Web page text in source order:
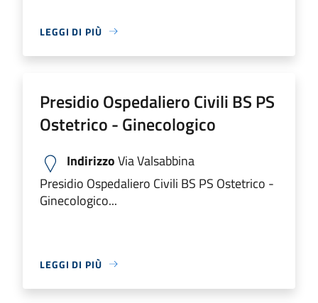
LEGGI DI PIÙ
Presidio Ospedaliero Civili BS PS
Ostetrico - Ginecologico
IndirizzoVia Valsabbina
Presidio Ospedaliero Civili BS PS Ostetrico -
Ginecologico...
LEGGI DI PIÙ